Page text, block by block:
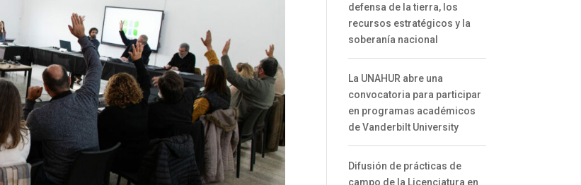
defensa de la tierra, los
recursos estratégicos y la
soberanía nacional
La UNAHUR abre una
convocatoria para participar
en programas académicos
de Vanderbilt University
Difusión de prácticas de
campo de la Licenciatura en